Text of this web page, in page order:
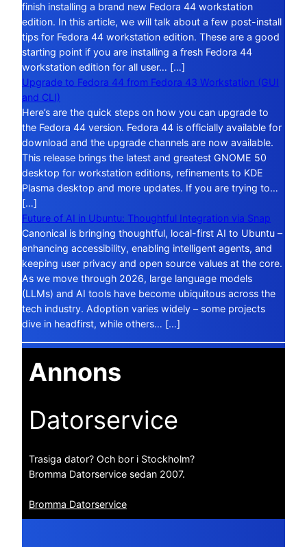
finish installing a brand new Fedora 44 workstation
edition. In this article, we will talk about a few post-install
tips for Fedora 44 workstation edition. These are a good
starting point if you are installing a fresh Fedora 44
workstation edition for all user… […]
Upgrade to Fedora 44 from Fedora 43 Workstation (GUI
and CLI)
Here’s are the quick steps on how you can upgrade to
the Fedora 44 version. Fedora 44 is officially available for
download and the upgrade channels are now available.
This release brings the latest and greatest GNOME 50
desktop for workstation editions, refinements to KDE
Plasma desktop and more updates. If you are trying to…
[…]
Future of AI in Ubuntu: Thoughtful Integration via Snap
Canonical is bringing thoughtful, local-first AI to Ubuntu –
enhancing accessibility, enabling intelligent agents, and
keeping user privacy and open source values at the core.
As we move through 2026, large language models
(LLMs) and AI tools have become ubiquitous across the
tech industry. Adoption varies widely – some projects
dive in headfirst, while others… […]
Annons
Datorservice
Trasiga dator? Och bor i Stockholm?
Bromma Datorservice sedan 2007.
Bromma Datorservice